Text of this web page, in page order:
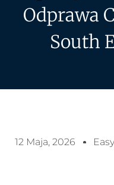
Odprawa
South
12 Maja, 2026